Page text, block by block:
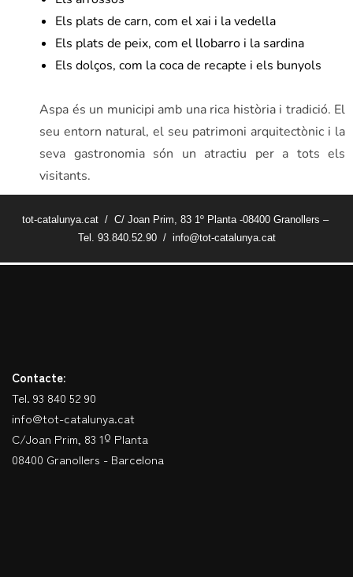
Els plats de carn, com el xai i la vedella
Els plats de peix, com el llobarro i la sardina
Els dolços, com la coca de recapte i els bunyols
Aspa és un municipi amb una rica història i tradició. El
seu entorn natural, el seu patrimoni arquitectònic i la
seva gastronomia són un atractiu per a tots els
visitants.
tot-catalunya.cat / C/ Joan Prim, 83 1º Planta -08400 Granollers –
Tel. 93.840.52.90 / info@tot-catalunya.cat
Contacte:
Tel. 93 840 52 90
info@tot-catalunya.cat
C/Joan Prim, 83 1º Planta
08400 Granollers - Barcelona